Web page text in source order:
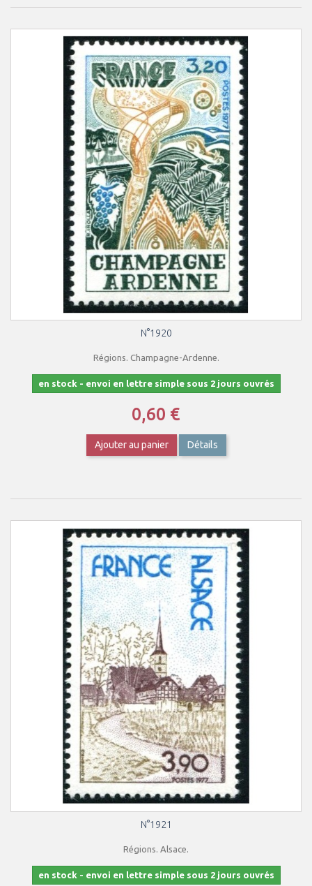
N°1920
Régions. Champagne-Ardenne.
en stock - envoi en lettre simple sous 2 jours ouvrés
0,60 €
Ajouter au panier Détails
N°1921
Régions. Alsace.
en stock - envoi en lettre simple sous 2 jours ouvrés